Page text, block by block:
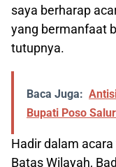
saya berharap
yang bermanfaat
tutupnya.
Baca Juga:
Bupati Poso
Hadir dalam
Batas Wilayah,